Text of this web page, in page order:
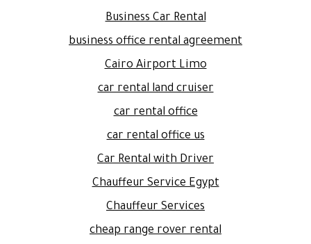
Business Car Rental
business office rental agreement
Cairo Airport Limo
car rental land cruiser
car rental office
car rental office us
Car Rental with Driver
Chauffeur Service Egypt
Chauffeur Services
cheap range rover rental